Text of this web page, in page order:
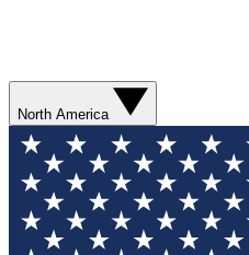
North America